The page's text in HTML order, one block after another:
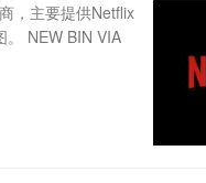
，主要提供Netflix
。 NEW BIN VIA